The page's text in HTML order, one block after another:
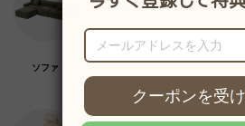
ソファ